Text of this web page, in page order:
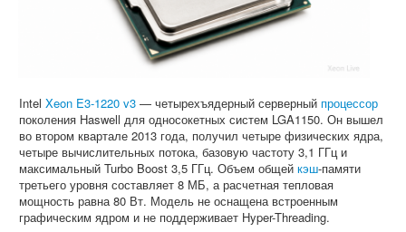
Intel Xeon E3-1220 v3 — четырехъядерный серверный процессор
поколения Haswell для односокетных систем LGA1150. Он вышел
во втором квартале 2013 года, получил четыре физических ядра,
четыре вычислительных потока, базовую частоту 3,1 ГГц и
максимальный Turbo Boost 3,5 ГГц. Объем общей кэш-памяти
третьего уровня составляет 8 МБ, а расчетная тепловая
мощность равна 80 Вт. Модель не оснащена встроенным
графическим ядром и не поддерживает Hyper-Threading.